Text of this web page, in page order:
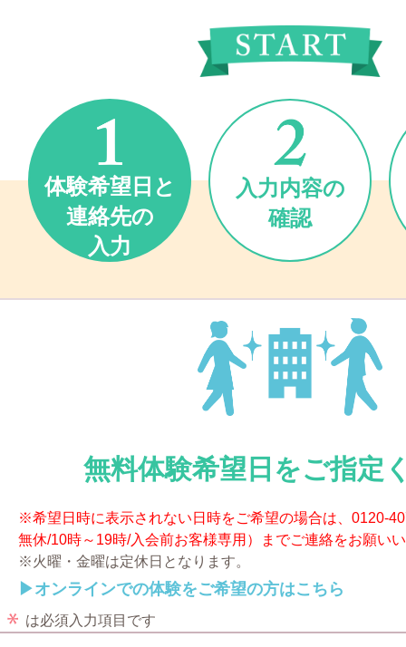
体験希望日と
連絡先の
入力
入力内容の
確認
無料体験希望日をご指定
※希望日時に表示されない日時をご希望の場合は、0120-
無休/10時～19時/入会前お客様専用）までご連絡をお願い
※火曜・金曜は定休日となります。
▶オンラインでの体験をご希望の方はこちら
は必須入力項目です